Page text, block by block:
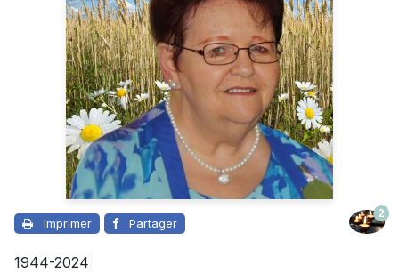
Imprimer Partager
2
1944-2024